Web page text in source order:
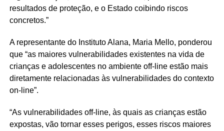
resultados de proteção, e o Estado coibindo riscos
concretos.”
A representante do Instituto Alana, Maria Mello, ponderou
que “as maiores vulnerabilidades existentes na vida de
crianças e adolescentes no ambiente off-line estão mais
diretamente relacionadas às vulnerabilidades do contexto
on-line”.
“As vulnerabilidades off-line, às quais as crianças estão
expostas, vão tornar esses perigos, esses riscos maiores